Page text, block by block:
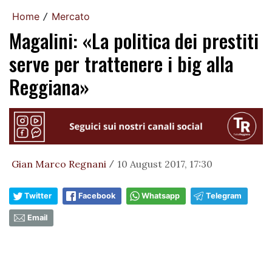
Home / Mercato
Magalini: «La politica dei prestiti
serve per trattenere i big alla
Reggiana»
Gian Marco Regnani / 10 August 2017, 17:30
Twitter Facebook Whatsapp Telegram
Email